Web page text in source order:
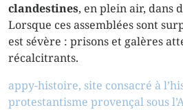
clandestines, en plein air, dans
Lorsque ces assemblées sont
est sévère : prisons et galères
récalcitrants.
appy-histoire, site consacré à
protestantisme provençal sous